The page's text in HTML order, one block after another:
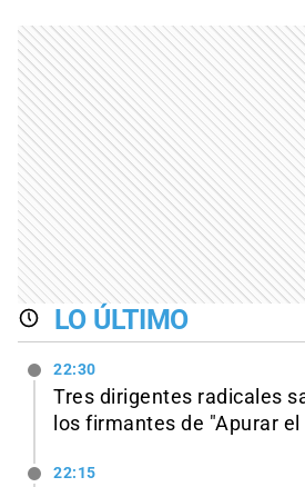
LO ÚLTIMO
22:30
Tres dirigentes radicales
los firmantes de "Apurar el
22:15